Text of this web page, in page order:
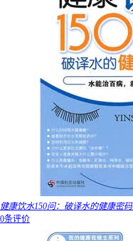
健康饮水150问：破译水的健康密
0条评价